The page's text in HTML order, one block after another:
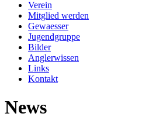
Verein
Mitglied werden
Gewaesser
Jugendgruppe
Bilder
Anglerwissen
Links
Kontakt
News